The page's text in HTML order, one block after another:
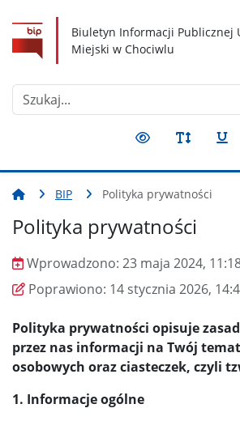
Biuletyn Informacji Publicznej
Miejski w Chociwlu
Szukaj
BIP Polityka prywatności
Polityka prywatności
Wprowadzono
Wprowadzono: 23 maja 2024,
Poprawiono
Poprawiono: 14 stycznia 2026,
Polityka prywatności opisuje
przez nas informacji na Twój
osobowych oraz ciasteczek, czyli
1. Informacje ogólne